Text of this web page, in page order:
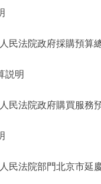
法院政府採購預算總
説明
法院政府購買服務預
法院部門北京市延慶